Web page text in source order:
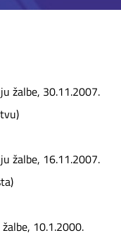
žalbe, 30.11.2007.
žalbe, 16.11.2007.
10.1.2000.